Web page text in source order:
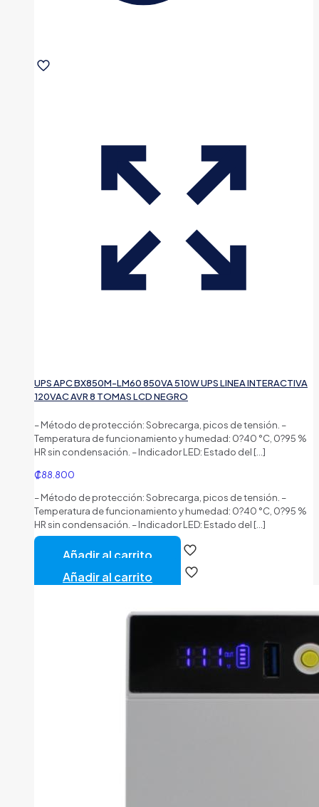
UPS APC BX850M-LM60 850VA 510W UPS LINEA INTERACTIVA
120VAC AVR 8 TOMAS LCD NEGRO
– Método de protección: Sobrecarga, picos de tensión. –
Temperatura de funcionamiento y humedad: 0?40 °C, 0?95 %
HR sin condensación. – Indicador LED: Estado del […]
₡88.800
– Método de protección: Sobrecarga, picos de tensión. –
Temperatura de funcionamiento y humedad: 0?40 °C, 0?95 %
HR sin condensación. – Indicador LED: Estado del […]
Añadir al carrito
Añadir al carrito